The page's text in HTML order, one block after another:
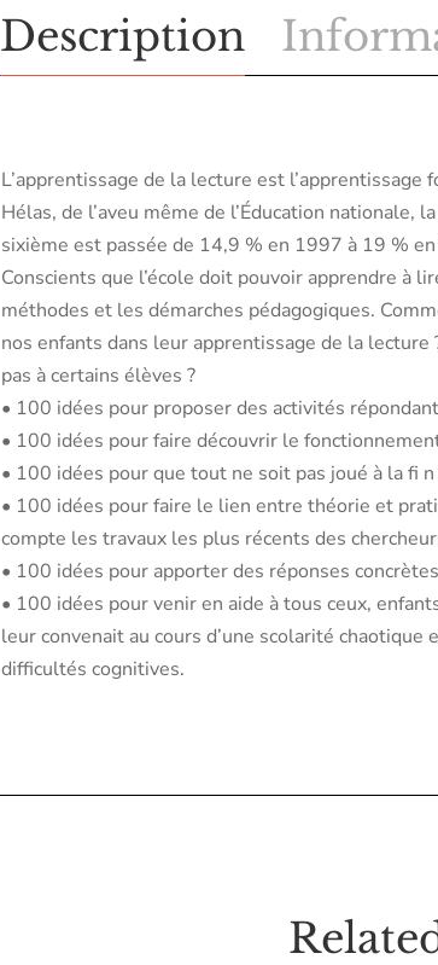
Description
L’apprentissage de la lecture est l’apprentissage
Hélas, de l’aveu même de l’Éducation nationale,
sixième est passée de 14,9 % en 1997 à 19 %
Conscients que l’école doit pouvoir apprendre à
méthodes et les démarches pédagogiques.
nos enfants dans leur apprentissage de la
pas à certains élèves ?
• 100 idées pour proposer des activités
• 100 idées pour faire découvrir le
• 100 idées pour que tout ne soit pas joué à la fi n
• 100 idées pour faire le lien entre théorie et
compte les travaux les plus récents des
• 100 idées pour apporter des réponses
• 100 idées pour venir en aide à tous ceux,
leur convenait au cours d’une scolarité
difficultés cognitives.